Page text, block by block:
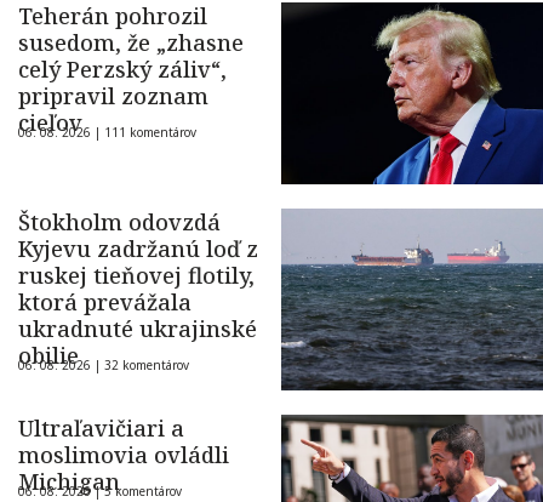
Teherán pohrozil
susedom, že „zhasne
celý Perzský záliv“,
pripravil zoznam
cieľov
06. 08. 2026 | 111 komentárov
Štokholm odovzdá
Kyjevu zadržanú loď z
ruskej tieňovej flotily,
ktorá prevážala
ukradnuté ukrajinské
obilie
06. 08. 2026 | 32 komentárov
Ultraľavičiari a
moslimovia ovládli
Michigan
06. 08. 2026 |5 komentárov